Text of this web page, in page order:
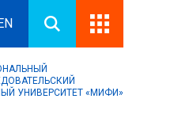
УНИВЕРСИТЕТ «МИФИ»